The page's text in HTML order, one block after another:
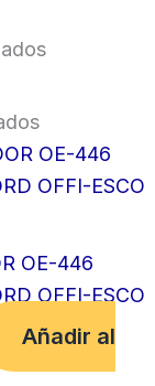
OE-446
OFFI-ESCO
Añadir al